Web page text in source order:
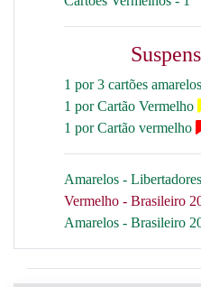
1 por 3 cartões amarelos
1 por Cartão Vermelho
1 por Cartão vermelho
Amarelos -
Vermelho - Brasileiro
Amarelos - Brasileiro